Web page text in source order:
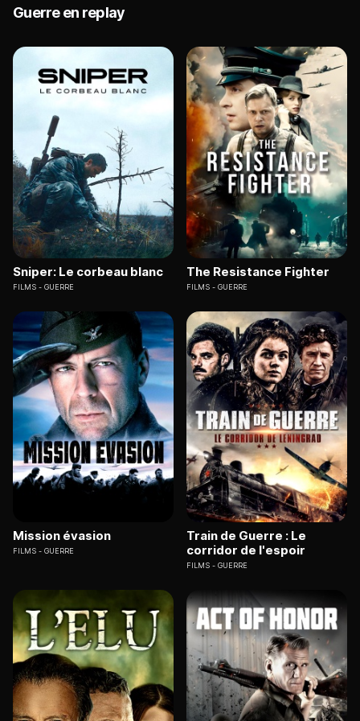
Guerre en replay
Sniper: Le corbeau blanc
FILMS GUERRE
The Resistance Fighter
FILMS GUERRE
Mission évasion
FILMS GUERRE
Train de Guerre : Le
corridor de l'espoir
FILMS GUERRE